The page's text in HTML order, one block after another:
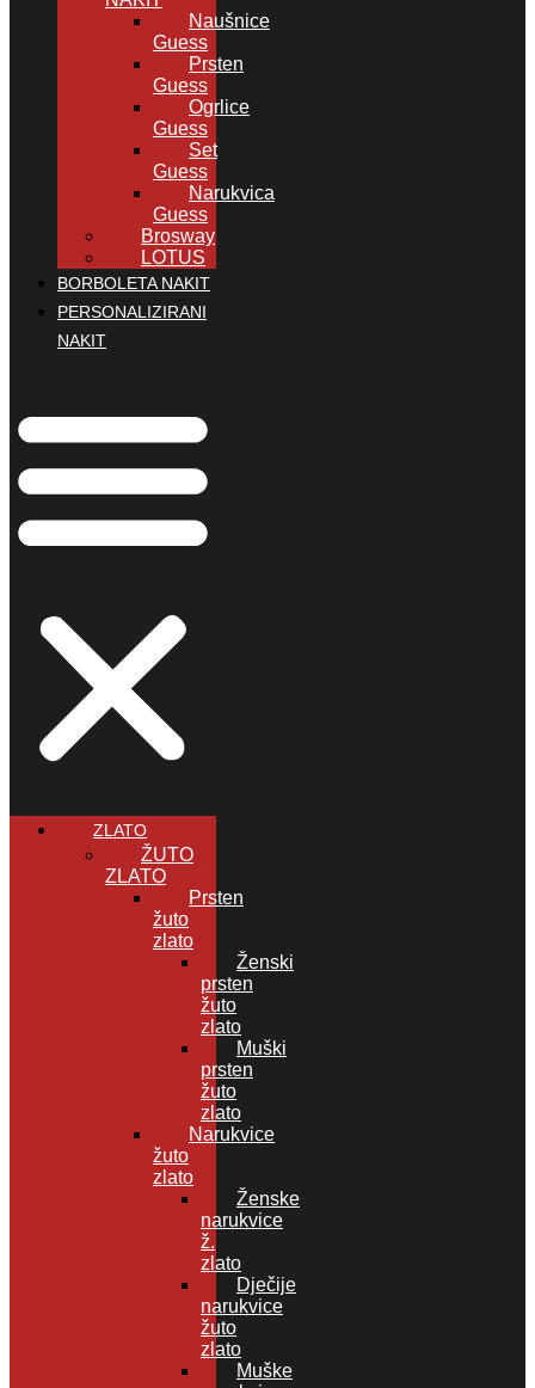
Naušnice
Guess
Prsten
Guess
Ogrlice
Guess
Set
Guess
Narukvica
Guess
Brosway
LOTUS
BORBOLETA NAKIT
PERSONALIZIRANI
NAKIT
ZLATO
ŽUTO
ZLATO
Prsten
žuto
zlato
Ženski
prsten
žuto
zlato
Muški
prsten
žuto
zlato
Narukvice
žuto
zlato
Ženske
narukvice
ž.
zlato
Dječije
narukvice
žuto
zlato
Muške